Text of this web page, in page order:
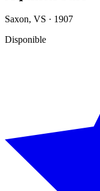
Saxon, VS · 1907
Disponible